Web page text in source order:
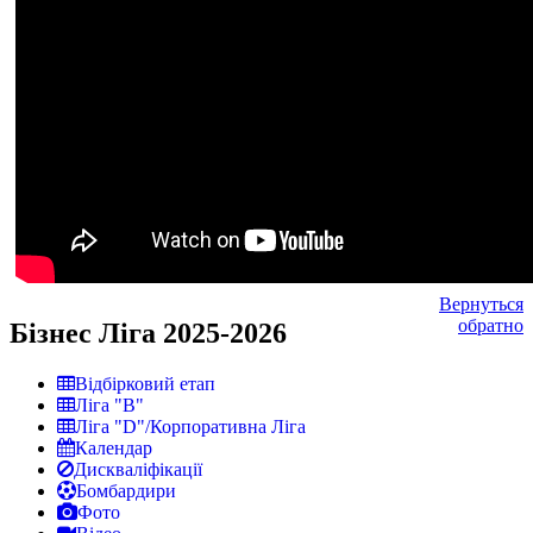
Вернуться
обратно
Бізнес Ліга 2025-2026
Відбірковий етап
Ліга "В"
Ліга "D"/Корпоративна Ліга
Календар
Дискваліфікації
Бомбардири
Фото